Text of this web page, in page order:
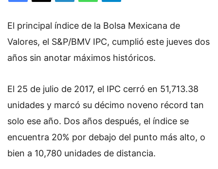
El principal índice de la Bolsa Mexicana de
Valores, el S&P/BMV IPC, cumplió este jueves dos
años sin anotar máximos históricos.
El 25 de julio de 2017, el IPC cerró en 51,713.38
unidades y marcó su décimo noveno récord tan
solo ese año. Dos años después, el índice se
encuentra 20% por debajo del punto más alto, o
bien a 10,780 unidades de distancia.